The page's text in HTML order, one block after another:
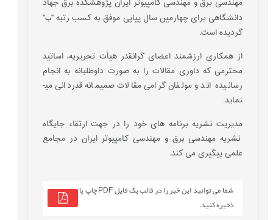
مهندسی برق و مهندسی کامپیوتر ایران پژوهشکده برق جهاد
دانشگاهی برای چهارمین سال پیاپی موفق به کسب رتبه "ب"
گردیده است.
از همکاری ارزشمند اعضای گرانقدر هیأت تحریریه، اساتید
محترمی که داوری مقالات را به صورت داوطلبانه به انجام
رسانیده ­اند و مولفان گرامی مقالات صمیمانه قدردانی می­
نماید.
مدیریت نشریه برنامه ­های خود را در جهت ارتقاء جایگاه
نشریه مهندسی برق و مهندسی کامپیوتر ایران در مجامع
علمی پیگیری می­ کند.
شما می توانید این خبر را در قالب یک فایل PDF چاپ یا
ذخیره کنید.